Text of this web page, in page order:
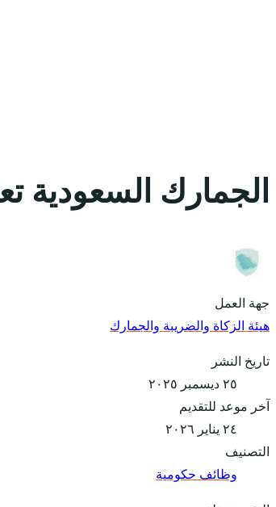
الجمارك السعودية
جهة العمل
هيئة الزكاة والضريبة والجمارك
تاريخ النشر
٢٥ ديسمبر ٢٠٢٥
آخر موعد للتقديم
٢٤ يناير ٢٠٢٦
التصنيف
وظائف حكومية